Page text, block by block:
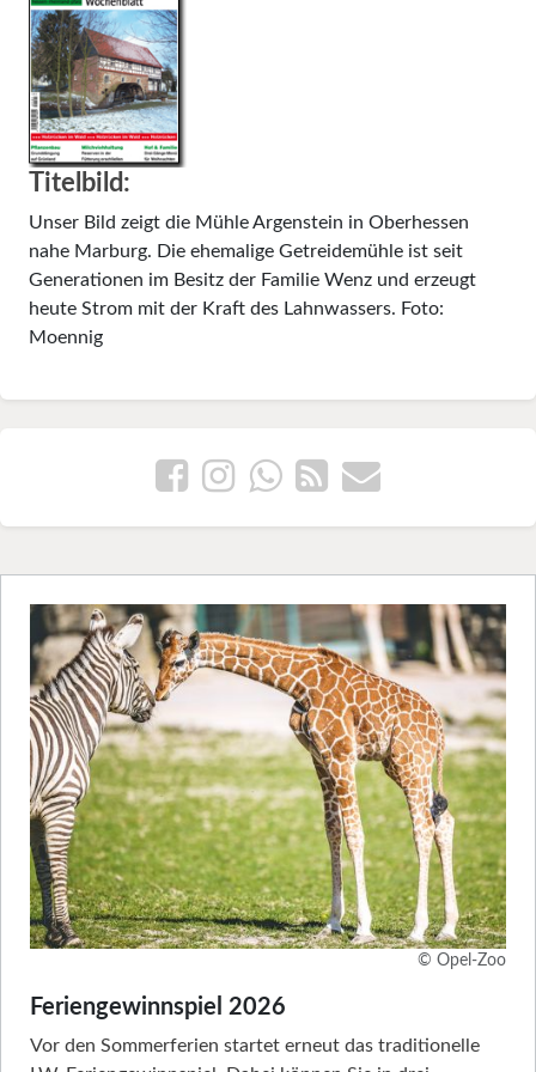
Titelbild:
Unser Bild zeigt die Mühle Argenstein in Oberhessen
nahe Marburg. Die ehemalige Getreidemühle ist seit
Generationen im Besitz der Familie Wenz und erzeugt
heute Strom mit der Kraft des Lahnwassers. Foto:
Moennig
© Opel-Zoo
Feriengewinnspiel 2026
Vor den Sommerferien startet erneut das traditionelle